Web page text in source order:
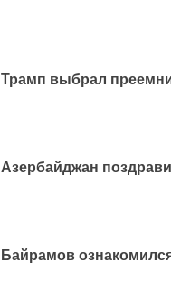
Трамп выбрал
Азербайджан
Байрамов